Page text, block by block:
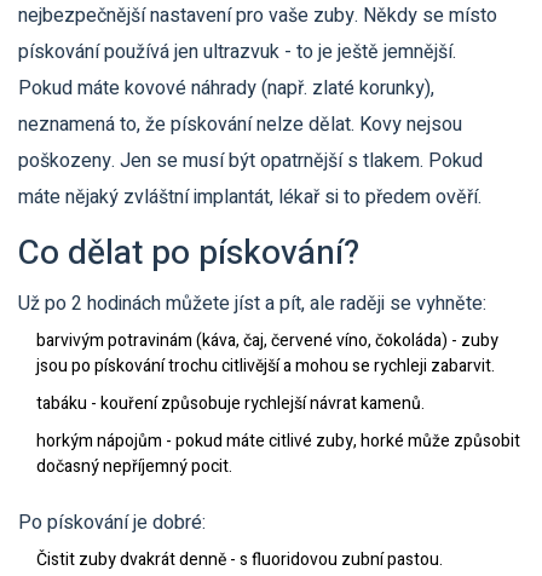
nejbezpečnější nastavení pro vaše zuby. Někdy se místo
pískování používá jen ultrazvuk - to je ještě jemnější.
Pokud máte kovové náhrady (např. zlaté korunky),
neznamená to, že pískování nelze dělat. Kovy nejsou
poškozeny. Jen se musí být opatrnější s tlakem. Pokud
máte nějaký zvláštní implantát, lékař si to předem ověří.
Co dělat po pískování?
Už po 2 hodinách můžete jíst a pít, ale raději se vyhněte:
barvivým potravinám (káva, čaj, červené víno, čokoláda) - zuby
jsou po pískování trochu citlivější a mohou se rychleji zabarvit.
tabáku - kouření způsobuje rychlejší návrat kamenů.
horkým nápojům - pokud máte citlivé zuby, horké může způsobit
dočasný nepříjemný pocit.
Po pískování je dobré:
Čistit zuby dvakrát denně - s fluoridovou zubní pastou.